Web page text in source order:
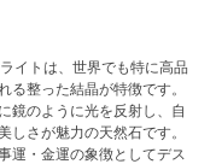
イトは、世界でも特に高品
る整った結晶が特徴です。
鏡のように光を反射し、自
しさが魅力の天然石です。
運・金運の象徴としてデス